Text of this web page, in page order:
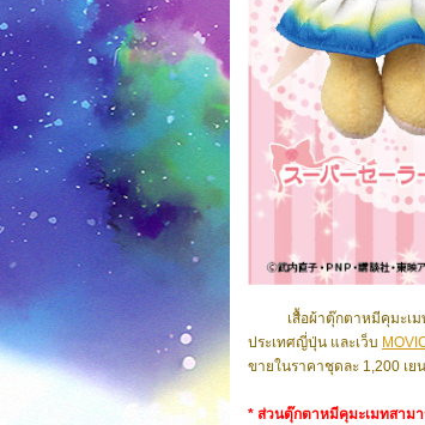
เสื้อผ้าตุ๊กตาหมีคุมะเ
ประเทศญี่ปุ่น และเว็บ
ขายในราคาชุดละ 1,200 เย
* ส่วนตุ๊กตาหมีคุมะเมทสาม